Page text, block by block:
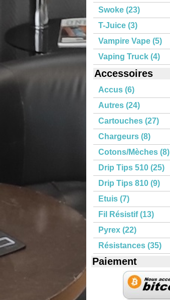
Swoke (23)
T-Juice (3)
Vampire Vape (5)
Vaping Truck (4)
Accessoires
Accus (6)
Autres (24)
Cartouches (27)
Chargeurs (8)
Cotons/Mèches (8)
Drip Tips 510 (25)
Drip Tips 810 (9)
Etuis (7)
Fil Résistif (13)
Pyrex (22)
Résistances (35)
Paiement